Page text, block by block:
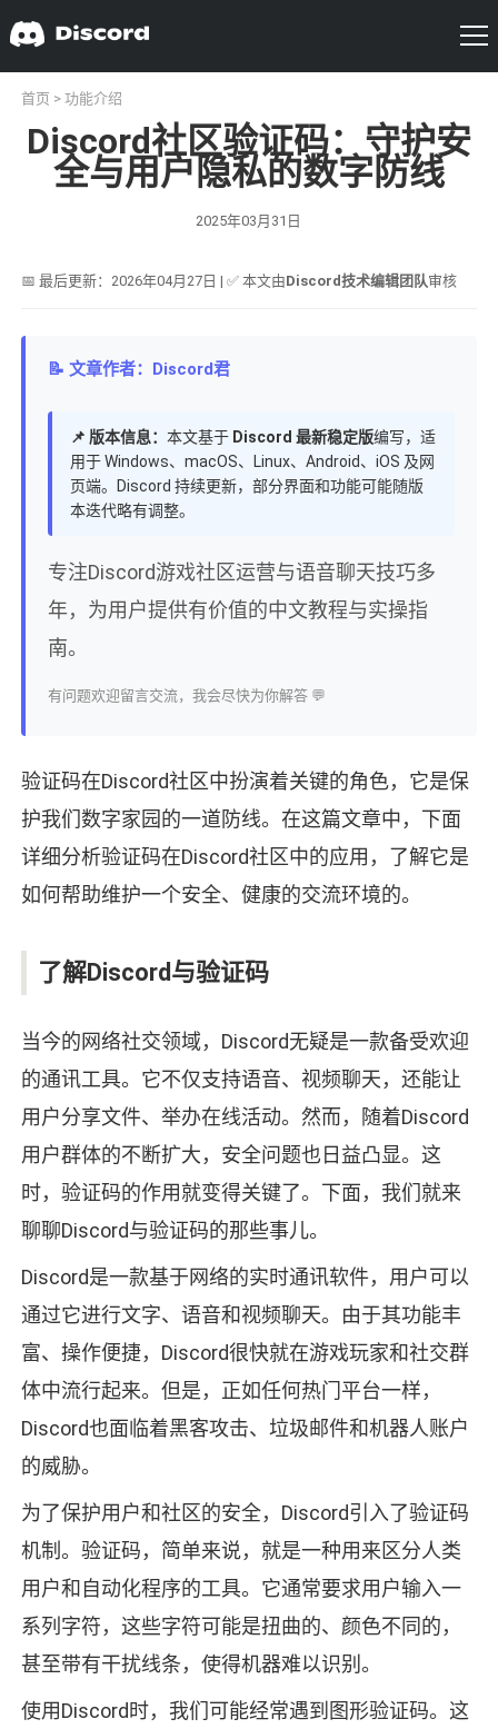
首页 > 功能介绍
Discord社区验证码：守护安
全与用户隐私的数字防线
2025年03月31日
📅 最后更新：2026年04月27日 | ✅ 本文由Discord技术编辑团队审核
📝 文章作者：Discord君
📌 版本信息： 本文基于 Discord 最新稳定版编写，适
用于 Windows、macOS、Linux、Android、iOS 及网
页端。Discord 持续更新，部分界面和功能可能随版
本迭代略有调整。
专注Discord游戏社区运营与语音聊天技巧多
年，为用户提供有价值的中文教程与实操指
南。
有问题欢迎留言交流，我会尽快为你解答 💬
验证码在Discord社区中扮演着关键的角色，它是保
护我们数字家园的一道防线。在这篇文章中，下面
详细分析验证码在Discord社区中的应用，了解它是
如何帮助维护一个安全、健康的交流环境的。
了解Discord与验证码
当今的网络社交领域，Discord无疑是一款备受欢迎
的通讯工具。它不仅支持语音、视频聊天，还能让
用户分享文件、举办在线活动。然而，随着Discord
用户群体的不断扩大，安全问题也日益凸显。这
时，验证码的作用就变得关键了。下面，我们就来
聊聊Discord与验证码的那些事儿。
Discord是一款基于网络的实时通讯软件，用户可以
通过它进行文字、语音和视频聊天。由于其功能丰
富、操作便捷，Discord很快就在游戏玩家和社交群
体中流行起来。但是，正如任何热门平台一样，
Discord也面临着黑客攻击、垃圾邮件和机器人账户
的威胁。
为了保护用户和社区的安全，Discord引入了验证码
机制。验证码，简单来说，就是一种用来区分人类
用户和自动化程序的工具。它通常要求用户输入一
系列字符，这些字符可能是扭曲的、颜色不同的，
甚至带有干扰线条，使得机器难以识别。
使用Discord时，我们可能经常遇到图形验证码。这